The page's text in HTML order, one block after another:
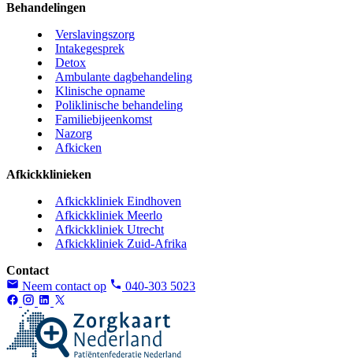
Behandelingen
Verslavingszorg
Intakegesprek
Detox
Ambulante dagbehandeling
Klinische opname
Poliklinische behandeling
Familiebijeenkomst
Nazorg
Afkicken
Afkickklinieken
Afkickkliniek Eindhoven
Afkickkliniek Meerlo
Afkickkliniek Utrecht
Afkickkliniek Zuid-Afrika
Contact
Neem contact op
040-303 5023